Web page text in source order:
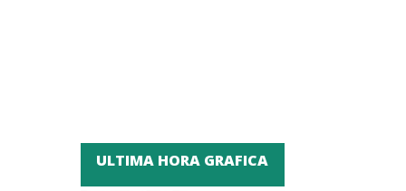
ULTIMA HORA GRAFICA